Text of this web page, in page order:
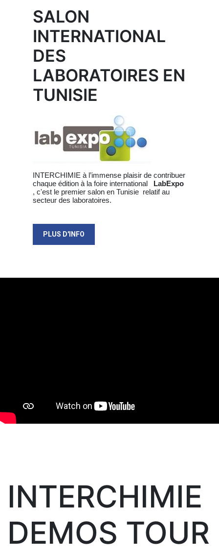
SALON
INTERNATIONAL
DES
LABORATOIRES EN
TUNISIE
INTERCHIMIE à l’immense plaisir de contribuer
chaque édition à la foire international
LabExpo
, c'est le premier salon en Tunisie relatif au
secteur des laboratoires.
PLUS D'INFO
INTERCHIMIE
DEMOS TOUR